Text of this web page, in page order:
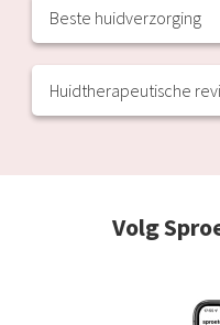
Beste huidverzorging
Huidtherapeutische
Volg